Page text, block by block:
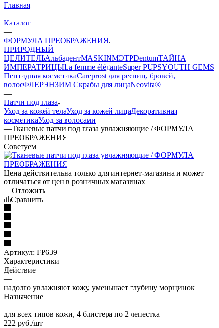
Главная
—
Каталог
—
ФОРМУЛА ПРЕОБРАЖЕНИЯ
ПРИРОДНЫЙ
ЦЕЛИТЕЛЬАльбадентMASKINМЭТРDentumТАЙНА
ИМПЕРАТРИЦЫLa femme éléganteSuper PUPSYOUTH GEMS
Пептидная косметикаCareprost для ресниц, бровей,
волосФЛЕРЭНЗИМ Скрабы для лицаNeovita®
—
Патчи под глаза
Уход за кожей телаУход за кожей лицаДекоративная
косметикаУход за волосами
—Тканевые патчи под глаза увлажняющие / ФОРМУЛА
ПРЕОБРАЖЕНИЯ
Советуем
Цена действительна только для интернет-магазина и может
отличаться от цен в розничных магазинах
Отложить
Сравнить
Артикул: FP639
Характеристики
Действие
—
надолго увлажняют кожу, уменьшает глубину морщинок
Назначение
—
для всех типов кожи, 4 блистера по 2 лепестка
222 руб./шт